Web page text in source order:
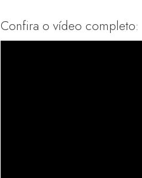
Confira o vídeo completo: